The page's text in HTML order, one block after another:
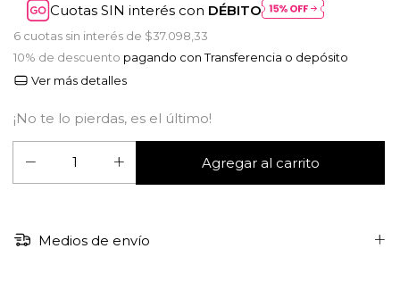
Cuotas SIN interés con DÉBITO
6 cuotas sin interés de $37.098,33
10% de descuento pagando con Transferencia o depósito
Ver más detalles
¡No te lo pierdas, es el último!
Medios de envío